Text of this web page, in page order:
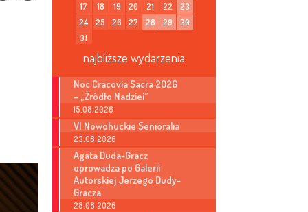
17
18 19 20 21 22
23
24
25 26 27 28 29
30
31
najbliższe wydarzenia
Noc Cracovia Sacra 2026
– „Źródło Nadziei”
15.08.2026
VI Nowohuckie Senioralia
23.08.2026
Agata Duda-Gracz
oprowadza po Galerii
Autorskiej Jerzego Dudy-
Gracza
28.08.2026